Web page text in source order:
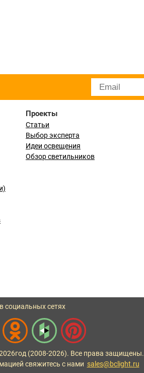
Проекты
Статьи
Выбор эксперта
Идеи освещения
Обзор светильников
социальных сетях
год (2008-2026). Все права защищены.
свяжитесь с нами sales@bclight.ru